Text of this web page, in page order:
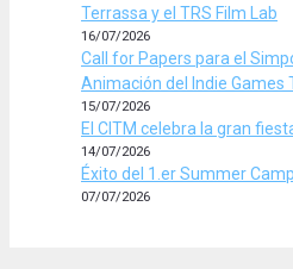
Terrassa y el TRS Film Lab
16/07/2026
Call for Papers para el
Animación del Indie Games
15/07/2026
El CITM celebra la gran
14/07/2026
Éxito del 1.er Summer
07/07/2026